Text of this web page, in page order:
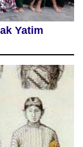
Yatim